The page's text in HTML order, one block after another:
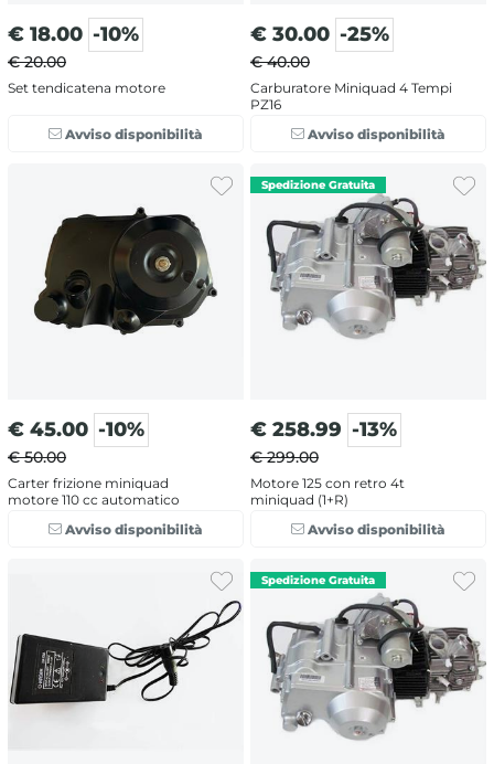
€ 18.00 -10%
€ 20.00
Set tendicatena motore
Avviso disponibilità
€ 30.00 -25%
€ 40.00
Carburatore Miniquad 4 Tempi
PZ16
Avviso disponibilità
€ 45.00 -10%
€ 50.00
Carter frizione miniquad
motore 110 cc automatico
Avviso disponibilità
€ 258.99 -13%
€ 299.00
Motore 125 con retro 4t
miniquad (1+R)
Avviso disponibilità